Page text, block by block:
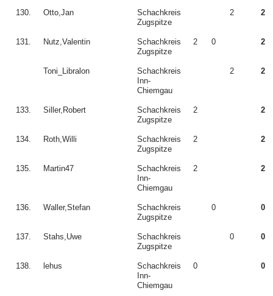
130. Otto,Jan
Schachkreis
Zugspitze
2 2
131. Nutz,Valentin
Schachkreis
Zugspitze
2 0 2
Toni_Libralon
Schachkreis
Inn-
Chiemgau
2 2
133. Siller,Robert
Schachkreis
Zugspitze
2 2
134. Roth,Willi
Schachkreis
Zugspitze
2 2
135. Martin47
Schachkreis
Inn-
Chiemgau
2 2
136. Waller,Stefan
Schachkreis
Zugspitze
0 0
137. Stahs,Uwe
Schachkreis
Zugspitze
0 0
138. lehus
Schachkreis
Inn-
Chiemgau
0 0